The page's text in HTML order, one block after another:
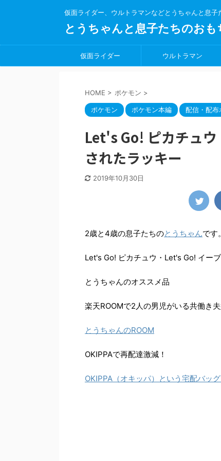
仮面ライダー、ウルトラマンなどとうちゃんと息子
とうちゃんと息子たちのおも
仮面ライダー ウルトラマン
HOME > ポケモン >
ポケモン ポケモン本編 配信・配布
Let's Go! ピカチュ
されたラッキー
2019年10月30日
2歳と4歳の息子たちのとうちゃんです。
Let's Go! ピカチュウ・Let's Go! イー
とうちゃんのオススメ品
楽天ROOMで2人の男児がいる共働き
とうちゃんのROOM
OKIPPAで再配達激減！
OKIPPA（オキッパ）という宅配バッ